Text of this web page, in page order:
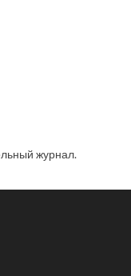
журнал.